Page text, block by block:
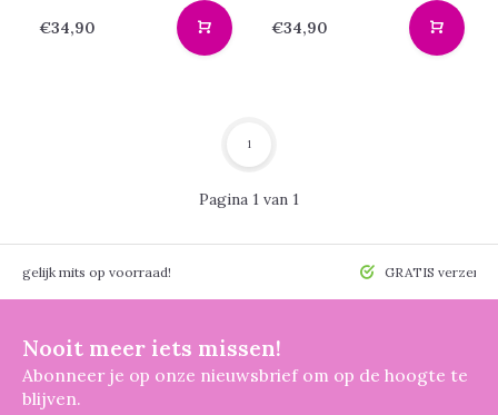
€34,90 €34,90
Pagina 1 van 1
1
mits op voorraad! GRATIS
Nooit meer iets missen!
Abonneer je op onze nieuwsbrief om op de hoogte te
blijven.